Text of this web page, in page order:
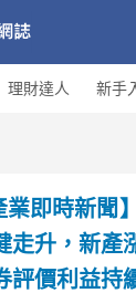
理財達人 新手
業即時新聞
走升，新產
評價利益持